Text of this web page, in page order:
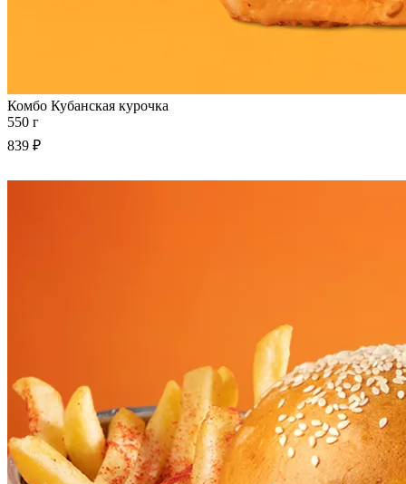
Комбо Кубанская курочка
550 г
839 ₽